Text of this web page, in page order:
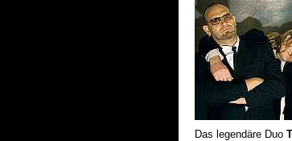
Das legendäre Duo